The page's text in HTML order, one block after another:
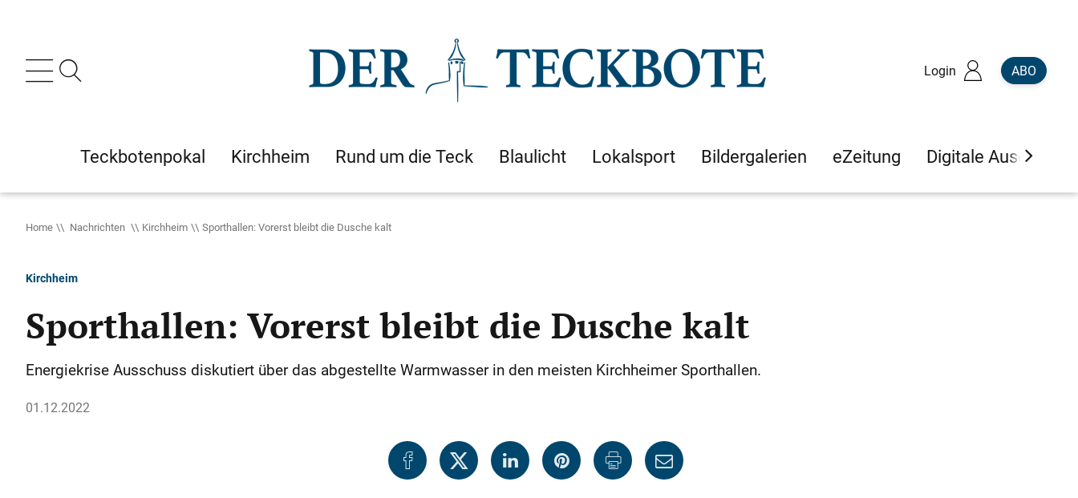
Login ABO
Teckbotenpokal Kirchheim Rund um die Teck Blaulicht Lokalsport Bildergalerien eZeitung Digitale Ausgaben
Home Nachrichten Kirchheim Sporthallen: Vorerst bleibt die Dusche kalt
Kirchheim
Sporthallen: Vorerst bleibt die Dusche kalt
Energiekrise Ausschuss diskutiert über das abgestellte Warmwasser in den meisten Kirchheimer Sporthallen.
01.12.2022